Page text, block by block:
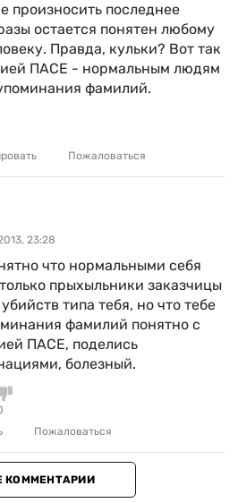
произносить последнее
остается понятен любому
Правда, кульки? Вот так
ПАСЕ - нормальным людям
фамилий.
Пожаловаться
23:28
что нормальными себя
прыхыльники заказчицы
типа тебя, но что тебе
фамилий понятно с
ПАСЕ, поделись
болезный.
Пожаловаться
КОММЕНТАРИИ